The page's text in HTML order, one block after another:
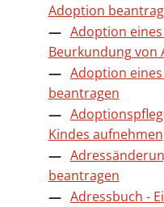
Adoption
Adoption
Beurkundung von
Adoption
beantragen
Kindes aufnehmen
beantragen
Adressbuch -